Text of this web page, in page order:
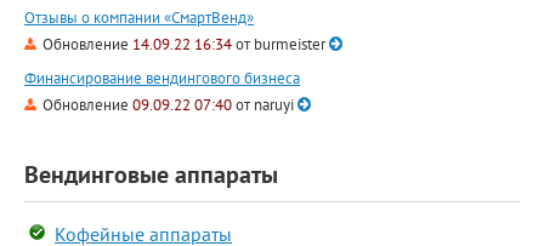
Отзывы о компании «СмартВенд»
Обновление 14.09.22 16:34отburmeister
Финансирование вендингового бизнеса
Обновление 09.09.22 07:40отnaruyi
Вендинговые аппараты
Кофейные аппараты